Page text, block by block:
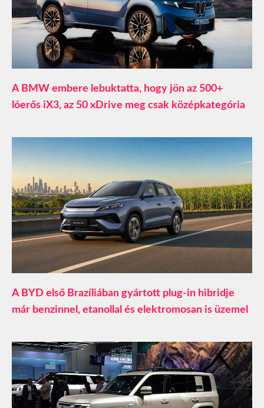
A BMW embere lebuktatta, hogy jön az 500+
lóerős iX3, az 50 xDrive meg csak középkategória
A BYD első Brazíliában gyártott plug-in hibridje
már benzinnel, etanollal és elektromosan is üzemel